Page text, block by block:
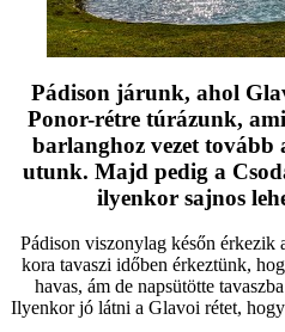
Pádison járunk, ahol
Ponor-rétre túrázunk,
barlanghoz vezet tovább
utunk. Majd pedig a
ilyenkor sajnos
Pádison viszonylag későn érkezik
kora tavaszi időben érkeztünk,
havas, ám de napsütötte
Ilyenkor jó látni a Glavoi rétet,